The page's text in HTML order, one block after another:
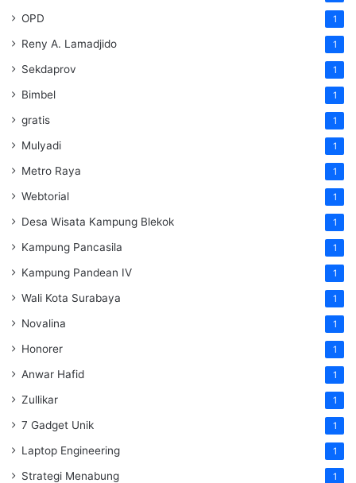
OPD 1
Reny A. Lamadjido 1
Sekdaprov 1
Bimbel 1
gratis 1
Mulyadi 1
Metro Raya 1
Webtorial 1
Desa Wisata Kampung Blekok 1
Kampung Pancasila 1
Kampung Pandean IV 1
Wali Kota Surabaya 1
Novalina 1
Honorer 1
Anwar Hafid 1
Zullikar 1
7 Gadget Unik 1
Laptop Engineering 1
Strategi Menabung 1